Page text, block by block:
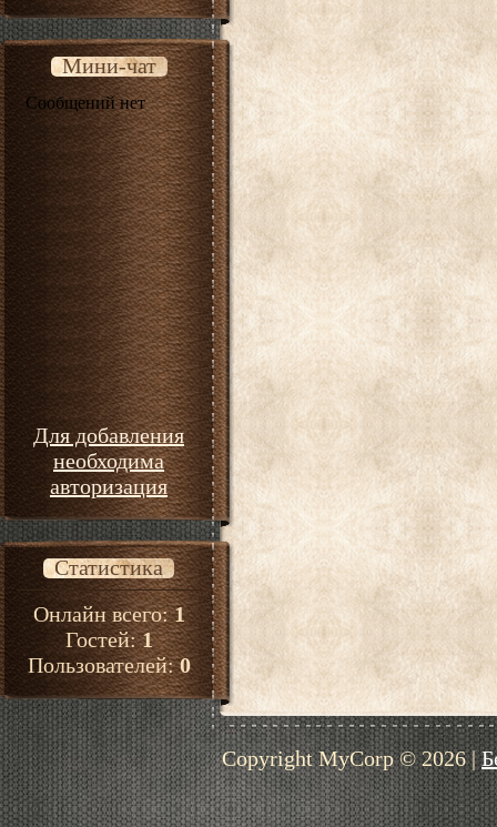
Мини-чат
Для добавления
необходима
авторизация
Статистика
Онлайн всего:1
Гостей:1
Пользователей:0
Copyright MyCorp © 2026|